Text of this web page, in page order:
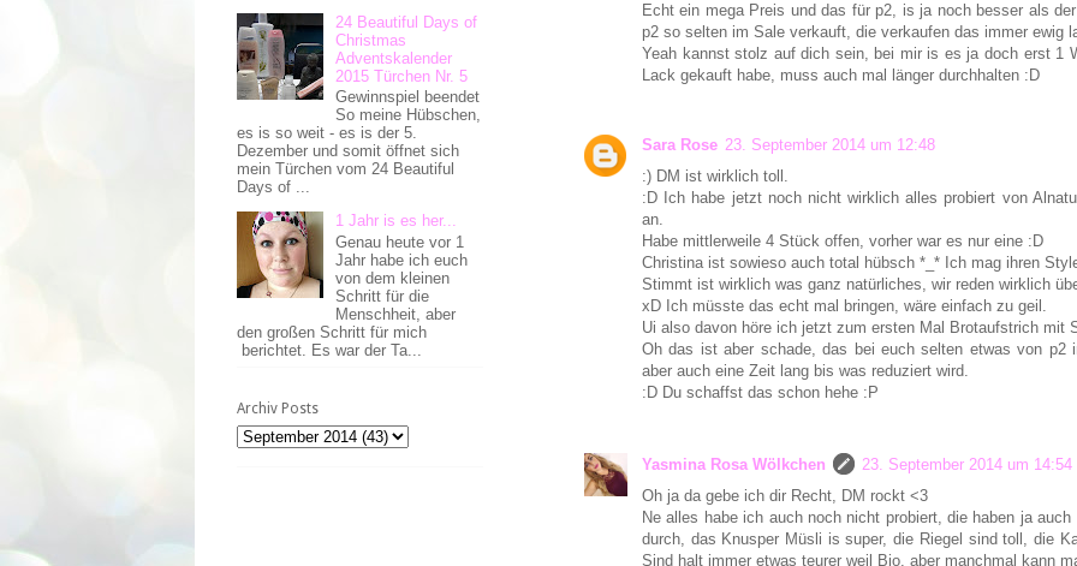
Echt ein mega Preis und das für p2, is ja noch besser als
p2 so selten im Sale verkauft, die verkaufen das immer ewig
Yeah kannst stolz auf dich sein, bei mir is es ja doch erst 1
Lack gekauft habe, muss auch mal länger durchhalten :D
Sara Rose 23. September 2014 um 12:48
:) DM ist wirklich toll.
:D Ich habe jetzt noch nicht wirklich alles probiert von
an.
Habe mittlerweile 4 Stück offen, vorher war es nur eine :D
Christina ist sowieso auch total hübsch *_* Ich mag ihren
Stimmt ist wirklich was ganz natürliches, wir reden wirklich
xD Ich müsste das echt mal bringen, wäre einfach zu geil.
Ui also davon höre ich jetzt zum ersten Mal Brotaufstrich mit
Oh das ist aber schade, das bei euch selten etwas von p2
aber auch eine Zeit lang bis was reduziert wird.
:D Du schaffst das schon hehe :P
Yasmina Rosa Wölkchen
23. September 2014 um 14:54
Oh ja da gebe ich dir Recht, DM rockt <3
Ne alles habe ich auch noch nicht probiert, die haben ja
durch, das Knusper Müsli is super, die Riegel sind toll, die
Sind halt immer etwas teurer weil Bio, aber manchmal kann
24 Beautiful Days of
Christmas
Adventskalender
2015 Türchen Nr. 5
Gewinnspiel beendet
So meine Hübschen,
es is so weit - es is der 5.
Dezember und somit öffnet sich
mein Türchen vom 24 Beautiful
Days of ...
1 Jahr is es her...
Genau heute vor 1
Jahr habe ich euch
von dem kleinen
Schritt für die
Menschheit, aber
den großen Schritt für mich
berichtet. Es war der Ta...
Archiv Posts